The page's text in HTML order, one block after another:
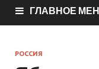
ГЛАВНОЕ
РОССИЯ